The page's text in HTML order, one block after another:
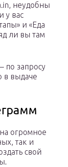
неудобны
у вас
и «Еда
ли вы там
по запросу
в выдаче
огромное
так и
свой